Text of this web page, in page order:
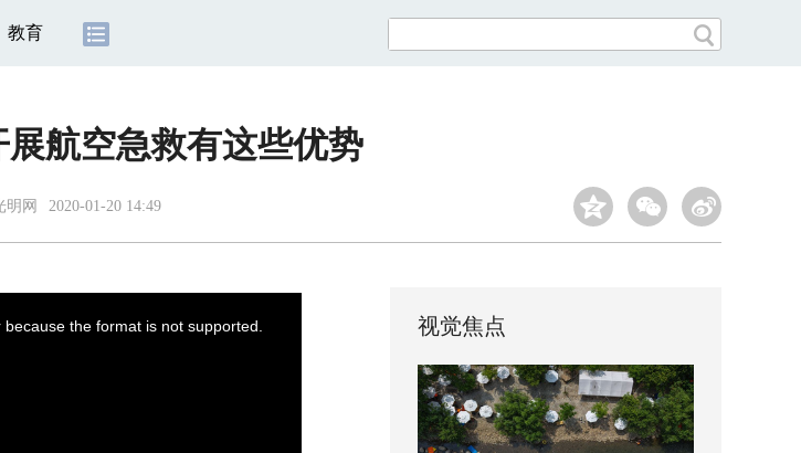
教育
航空急救有这些优势
明网 2020-01-20 14:49
the format is not supported. 视觉焦点